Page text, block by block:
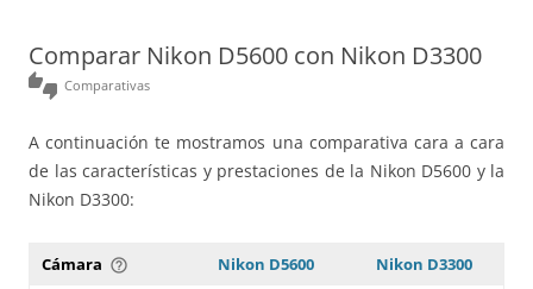
Comparar Nikon D5600 con Nikon D3300
thumbs_up_down Comparativas
A continuación te mostramos una comparativa cara a cara
de las características y prestaciones de la Nikon D5600 y la
Nikon D3300:
Cámara help_outline Nikon D5600 Nikon D3300